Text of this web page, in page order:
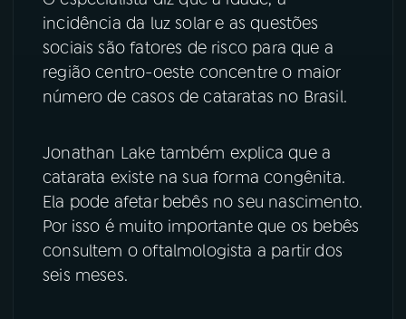
YouTube Facebook
Instagram X
incidência da luz solar e as questões
sociais são fatores de risco para que a
região centro-oeste concentre o maior
número de casos de cataratas no Brasil.
Jonathan Lake também explica que a
catarata existe na sua forma congênita.
Ela pode afetar bebês no seu nascimento.
Por isso é muito importante que os bebês
consultem o oftalmologista a partir dos
seis meses.